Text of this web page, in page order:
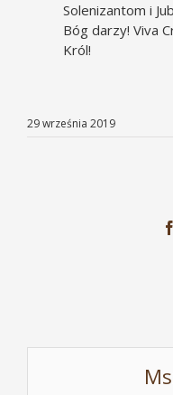
Solenizantom i
Bóg darzy! Viva
Król!
29 września 2019